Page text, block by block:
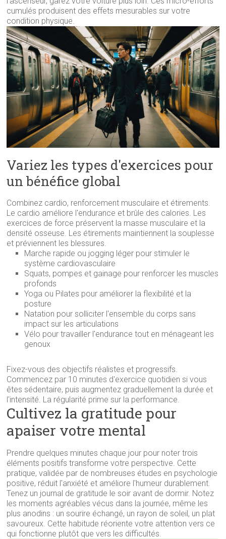
cumulés produisent des effets mesurables sur votre
condition physique.
Variez les types d'exercices pour
un bénéfice global
Combinez cardio, renforcement musculaire et étirements.
Le cardio améliore l'endurance et brûle des calories. Les
exercices de force préservent la masse musculaire et la
densité osseuse. Les étirements maintiennent la souplesse
et préviennent les blessures.
Marche rapide ou jogging léger pour stimuler le
système cardiovasculaire
Squats, pompes et gainage pour renforcer les muscles
profonds
Yoga ou Pilates pour améliorer la flexibilité et la
posture
Natation pour solliciter l'ensemble du corps sans
impact sur les articulations
Vélo pour travailler l'endurance tout en ménageant les
genoux
Fixez-vous des objectifs réalistes et progressifs.
Commencez par 10 minutes d'exercice quotidien si vous
êtes sédentaire, puis augmentez graduellement la durée et
l'intensité. La régularité prime sur la performance.
Cultivez la gratitude pour
apaiser votre mental
Prendre quelques minutes chaque jour pour noter trois
éléments positifs transforme votre perspective. Cette
pratique, validée par de nombreuses études en psychologie
positive, réduit l'anxiété et améliore l'humeur durablement.
Tenez un journal de gratitude le soir avant de dormir. Notez
les moments agréables vécus dans la journée, même les
plus anodins : un sourire échangé, un rayon de soleil, un plat
savoureux. Cette habitude réoriente votre attention vers ce
qui fonctionne plutôt que vers les difficultés.